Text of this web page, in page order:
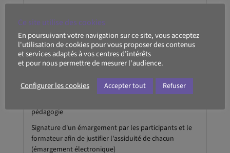
Modalités d'évaluation et de suivi
Un questionnaire préalable ainsi qu'une auto-
évaluation d'entrée sont envoyés aux participants en
amont de la formation pour mesurer leur niveau de
pédagogie
Signature d'un émargement par les participants et le
formateur afin de justifier l'assiduité de chacun
(émargement électronique)
Ce site utilise des cookies
En poursuivant votre navigation sur ce site, vous acceptez
l'utilisation de cookies pour vous proposer des contenus
et services adaptés à vos centres d’intérêts
et pour nous permettre de mesurer l'audience.
Configurer les cookies Accepter tout Refuser